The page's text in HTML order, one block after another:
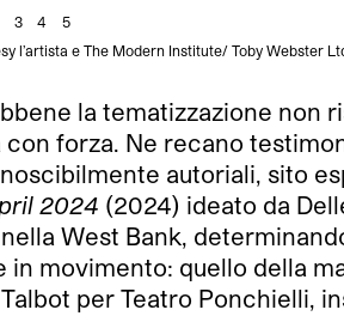
3 4
5
l’artista e The Modern Institute/ Toby Webster
la tematizzazione non
forza. Ne recano
autoriali, sito
2024 (2024) ideato da
West Bank,
movimento: quello della
per Teatro Ponchielli,